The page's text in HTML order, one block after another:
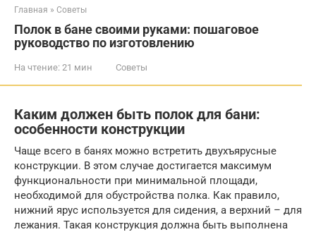
Главная » Советы
Полок в бане своими руками: пошаговое
руководство по изготовлению
На чтение: 21 мин Советы
Каким должен быть полок для бани:
особенности конструкции
Чаще всего в банях можно встретить двухъярусные
конструкции. В этом случае достигается максимум
функциональности при минимальной площади,
необходимой для обустройства полка. Как правило,
нижний ярус используется для сидения, а верхний – для
лежания. Такая конструкция должна быть выполнена